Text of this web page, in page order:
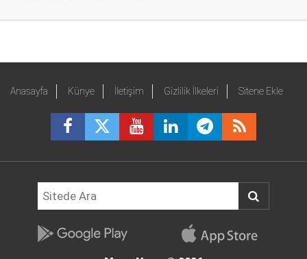
Anasayfa Künye İletişim Gizlilik İlkeleri Sitene Ekle